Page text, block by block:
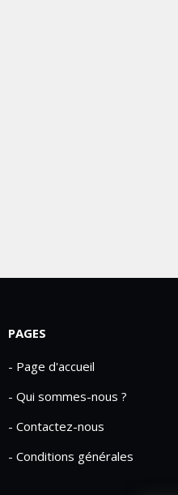
PAGES
- Page d'accueil
- Qui sommes-nous ?
- Contactez-nous
- Conditions générales